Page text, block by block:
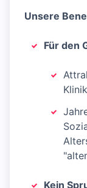
Unsere
Für den
Kein